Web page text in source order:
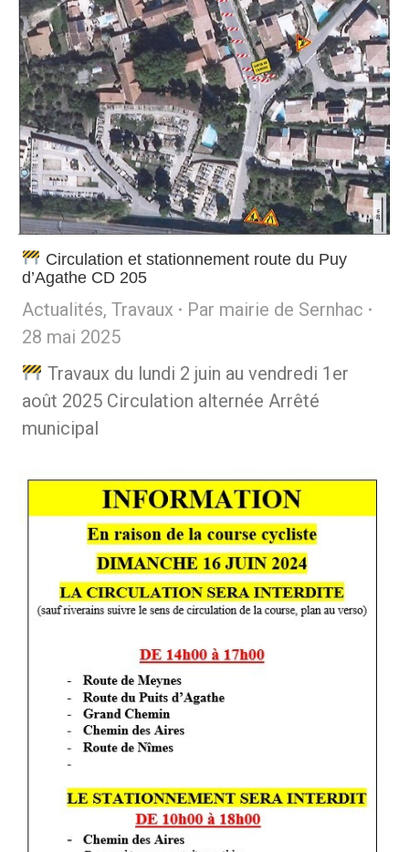
Circulation et stationnement route du Puy
d’Agathe CD 205
Actualités, Travaux Par mairie de Sernhac
28 mai 2025
Travaux du lundi 2 juin au vendredi 1er
août 2025 Circulation alternée Arrêté
municipal